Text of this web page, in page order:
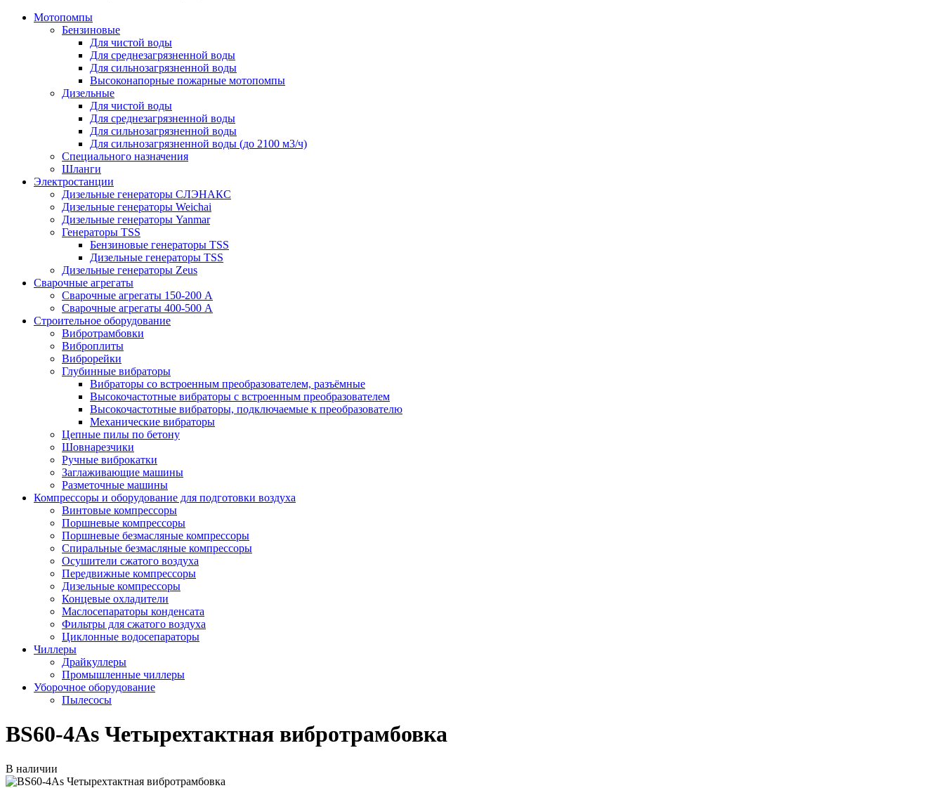
Мотопомпы
Бензиновые
Для чистой воды
Для среднезагрязненной воды
Для сильнозагрязненной воды
Высоконапорные пожарные мотопомпы
Дизельные
Для чистой воды
Для среднезагрязненной воды
Для сильнозагрязненной воды
Для сильнозагрязненной воды (до 2100 м3/ч)
Специального назначения
Шланги
Электростанции
Дизельные генераторы СЛЭНАКС
Дизельные генераторы Weichai
Дизельные генераторы Yanmar
Генераторы TSS
Бензиновые генераторы TSS
Дизельные генераторы TSS
Дизельные генераторы Zeus
Сварочные агрегаты
Сварочные агрегаты 150-200 А
Сварочные агрегаты 400-500 А
Строительное оборудование
Вибротрамбовки
Виброплиты
Виброрейки
Глубинные вибраторы
Вибраторы со встроенным преобразователем, разъёмные
Высокочастотные вибраторы с встроенным преобразователем
Высокочастотные вибраторы, подключаемые к преобразователю
Механические вибраторы
Цепные пилы по бетону
Шовнарезчики
Ручные виброкатки
Заглаживающие машины
Разметочные машины
Компрессоры и оборудование для подготовки воздуха
Винтовые компрессоры
Поршневые компрессоры
Поршневые безмасляные компрессоры
Спиральные безмасляные компрессоры
Осушители сжатого воздуха
Передвижные компрессоры
Дизельные компрессоры
Концевые охладители
Маслосепараторы конденсата
Фильтры для сжатого воздуха
Циклонные водосепараторы
Чиллеры
Драйкуллеры
Промышленные чиллеры
Уборочное оборудование
Пылесосы
BS60-4As Четырехтактная вибротрамбовка
В наличии